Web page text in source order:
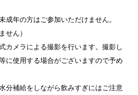
成年の方はご参加いただけません。
せん）
カメラによる撮影を行います。撮影し
に使用する場合がございますので予め
分補給をしながら飲みすぎにはご注意